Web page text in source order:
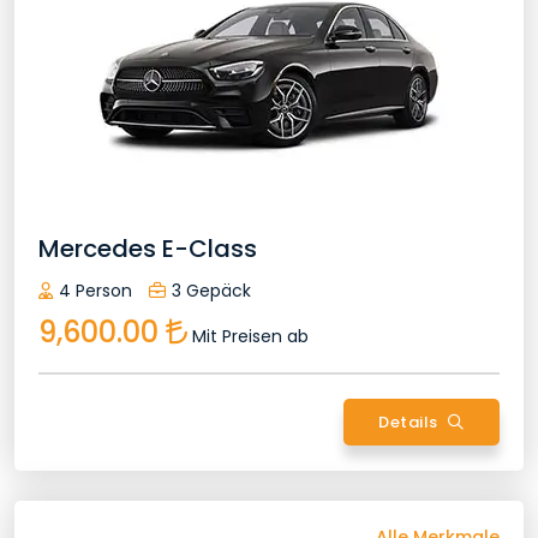
Mercedes E-Class
4 Person 3 Gepäck
9,600.00 Mit Preisen ab
Details
24/7 Kundenservice
Berufskraftfahrer
Besonderer Service
Bluetooth
Desinfektion
Erfrischungsgetränk
Flug-Tracker
Ihr Besonderes Fahrzeug
Keine Versteckten Kosten
Komfort